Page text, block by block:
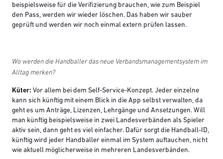
beispielsweise für die Verifizierung brauchen, wie zum Beispiel
den Pass, werden wir wieder löschen. Das haben wir sauber
geprüft und werden wir noch einmal extern prüfen lassen.
Wo werden die Handballer das neue Verbandsmanagementsystem im
Alltag merken?
Küter: Vor allem bei dem Self-Service-Konzept. Jeder einzelne
kann sich künftig mit einem Blick in die App selbst verwalten, da
geht es um Anträge, Lizenzen, Lehrgänge und Ansetzungen. Will
man künftig beispielsweise in zwei Landesverbänden als Spieler
aktiv sein, dann geht es viel einfacher. Dafür sorgt die Handball-ID,
künftig wird jeder Handballer einmal im System auftauchen, nicht
wie aktuell möglicherweise in mehreren Landesverbänden.